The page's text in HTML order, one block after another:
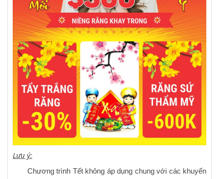
Lưu ý:
Chương trình Tết không áp dụng chung với các khuyến